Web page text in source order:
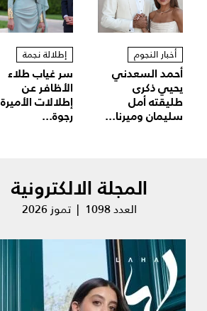
أخبار النجوم
أحمد السعدني
يحيي ذكرى
طليقته أمل
سليمان وميرنا...
إطلالة نجمة
سر غياب طلاء
الأظافر عن
إطلالات الأميرة
رجوة...
المجلة الالكترونية
العدد 1098 | تموز 2026